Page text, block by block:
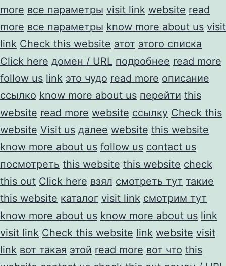
more все параметры visit link website read
more все параметры know more about us visit
link Check this website этот этого списка
Click here домен / URL подробнее read more
follow us link это чудо read more описание
ссылко know more about us перейти this
website read more website ссылку Check this
website Visit us далее website this website
know more about us follow us contact us
посмотреть this website this website check
this out Click here взял смотреть тут такие
this website каталог visit link смотрим тут
know more about us know more about us link
visit link Check this website link website visit
link вот такая этой read more вот что this